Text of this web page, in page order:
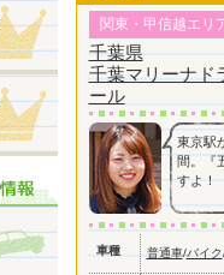
関東・甲信越エリ
千葉県
千葉マリーナド
ール
東京駅
間。『
すよ！
車種 普通車/バイク